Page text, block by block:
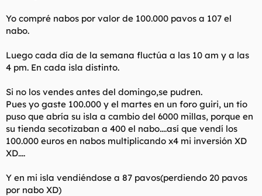
Yo compré nabos por valor de 100.000 pavos a 107 el
nabo.
Luego cada día de la semana fluctúa a las 10 am y a las
4 pm. En cada isla distinto.
Si no los vendes antes del domingo,se pudren.
Pues yo gaste 100.000 y el martes en un foro guiri, un tío
puso que abría su isla a cambio del 6000 millas, porque en
su tienda secotizaban a 400 el nabo....así que vendí los
100.000 euros en nabos multiplicando x4 mi inversión XD
XD....
Y en mi isla vendiéndose a 87 pavos(perdiendo 20 pavos
por nabo XD)